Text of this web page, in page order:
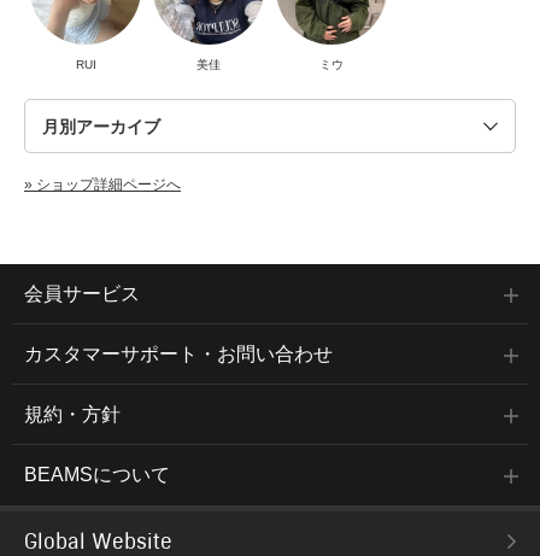
RUI 美佳 ミウ
» ショップ詳細ページへ
会員サービス
カスタマーサポート・お問い合わせ
規約・方針
BEAMSについて
Global Website